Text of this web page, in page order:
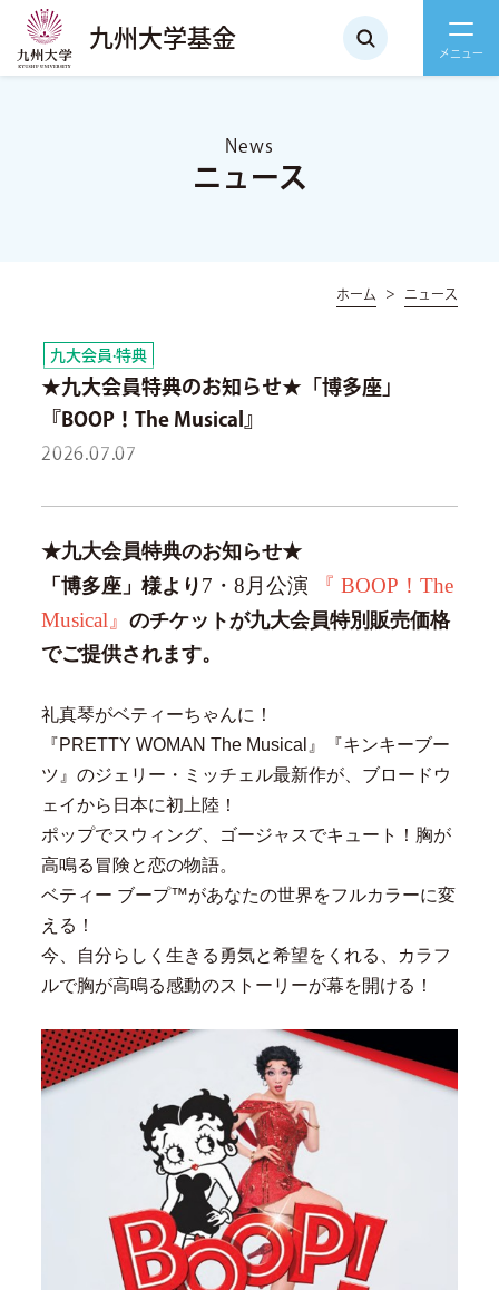
九州大学基金
News
ニュース
ホーム ニュース
九大会員·特典
★九大会員特典のお知らせ★「博多座」
『BOOP！The Musical』
2026.07.07
★九大会員特典のお知らせ★
「博多座」様より 7 ・8月公演 『 BOOP！The
Musical』 のチケットが九大会員特別販売価格
でご提供されます。
礼真琴がベティーちゃんに！
『PRETTY WOMAN The Musical』『キンキーブー
ツ』のジェリー・ミッチェル最新作が、ブロードウ
ェイから日本に初上陸！
ポップでスウィング、ゴージャスでキュート！胸が
高鳴る冒険と恋の物語。
ベティー ブープ™があなたの世界をフルカラーに変
える！
今、自分らしく生きる勇気と希望をくれる、カラフ
ルで胸が高鳴る感動のストーリーが幕を開ける！